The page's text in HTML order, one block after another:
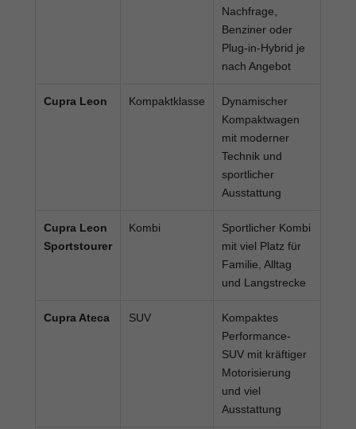
Nachfrage,
Benziner oder
Plug-in-Hybrid je
nach Angebot
Cupra Leon Kompaktklasse
Dynamischer
Kompaktwagen
mit moderner
Technik und
sportlicher
Ausstattung
Cupra Leon
Sportstourer
Kombi
Sportlicher Kombi
mit viel Platz für
Familie, Alltag
und Langstrecke
Cupra Ateca SUV
Kompaktes
Performance-
SUV mit kräftiger
Motorisierung
und viel
Ausstattung